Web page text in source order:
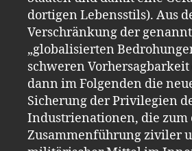
dortigen Lebensstils). Aus
Verschränkung der
„globalisierten
schweren
dann im Folgenden die
Sicherung der Privilegien
Industrienationen, die zum
Zusammenführung ziviler